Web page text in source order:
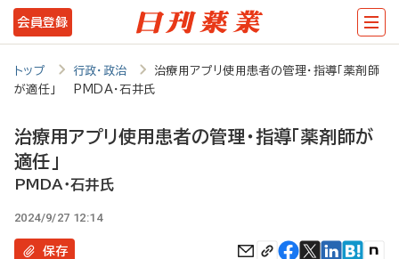
メ
イ
テ
ツ
に
会員登録
トップ 行政・政治
治療用アプリ使用患者の管理・指導「薬剤師
が適任」 PMDA・石井氏
治療用アプリ使用患者の管理・指導「薬剤師が
適任」
PMDA・石井氏
2024/9/27 12:14
保存